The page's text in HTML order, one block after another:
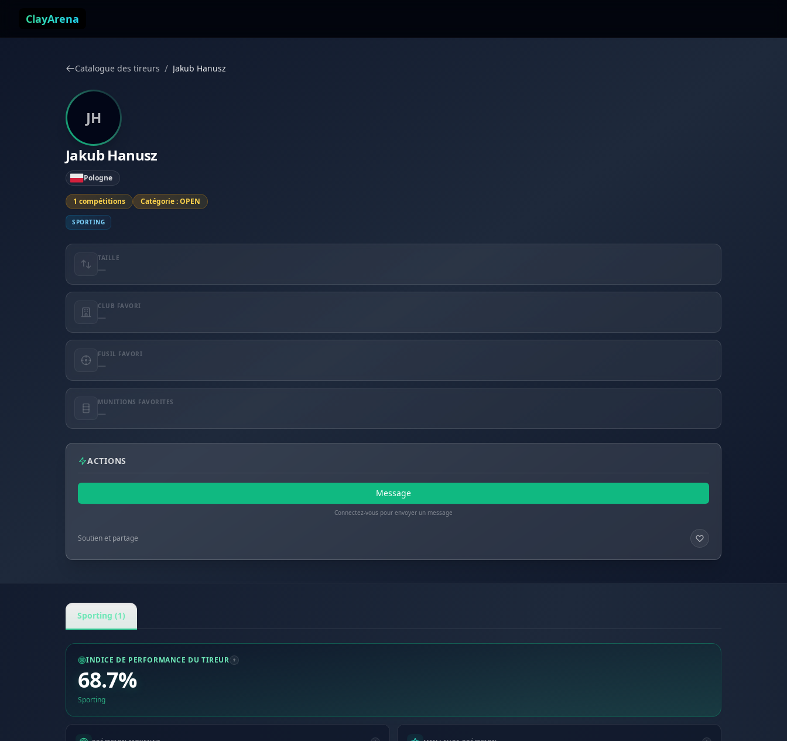
ClayArena
Catalogue des tireurs / Jakub Hanusz
JH
Jakub Hanusz
Pologne
1 compétitions Catégorie : OPEN
SPORTING
TAILLE
—
CLUB FAVORI
—
FUSIL FAVORI
—
MUNITIONS FAVORITES
—
ACTIONS
Message
Connectez-vous pour envoyer un message
Soutien et partage
Sporting (1)
INDICE DE PERFORMANCE DU TIREUR
68.7%
Sporting